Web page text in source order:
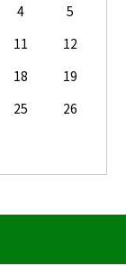
4
5
11
12
18
19
25
26